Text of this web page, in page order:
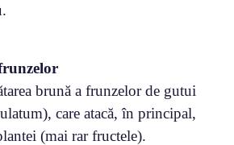
brună a frunzelor de gutui
care atacă, în principal,
(mai rar fructele).